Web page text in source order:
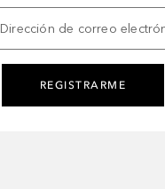
Dirección de correo
REGISTRARME